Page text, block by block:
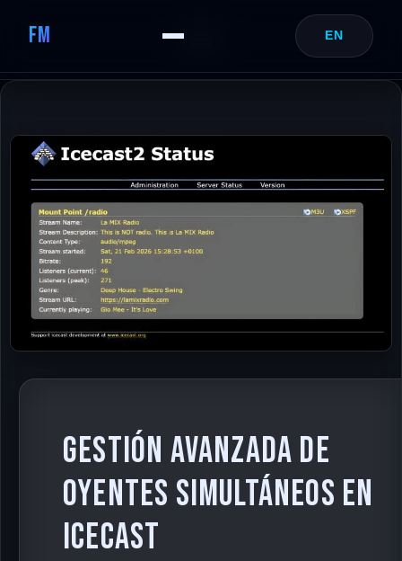
Gestión avanzada de
oyentes simultáneos en
Icecast
FM EN